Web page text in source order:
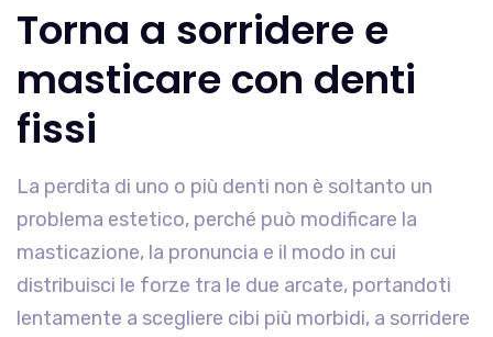
Torna a sorridere e
masticare con denti
fissi
La perdita di uno o più denti non è soltanto un
problema estetico, perché può modificare la
masticazione, la pronuncia e il modo in cui
distribuisci le forze tra le due arcate, portandoti
lentamente a scegliere cibi più morbidi, a sorridere